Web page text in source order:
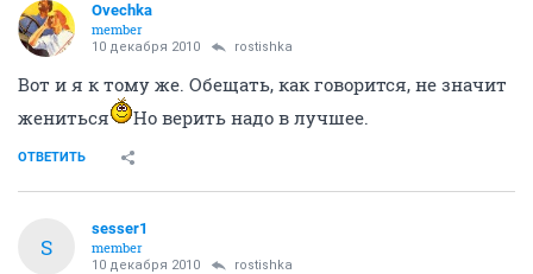
Ovechka
member
10 декабря 2010 rostishka
Вот и я к тому же. Обещать, как говорится, не значит
жениться
Но верить надо в лучшее.
ОТВЕТИТЬ
S
sesser1
member
10 декабря 2010 rostishka